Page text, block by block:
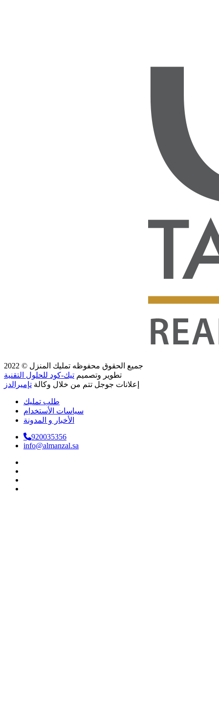
جميع الحقوق محفوظه تمليك المنزل © 2022
تطوير وتصميم تيك-كود للحلول التقنية
إعلانات جوجل تتم من خلال وكالة تإميرالدز
طلب تمليك
سياسات الأستخدام
الأخبار و المدونة
920035356
info@almanzal.sa